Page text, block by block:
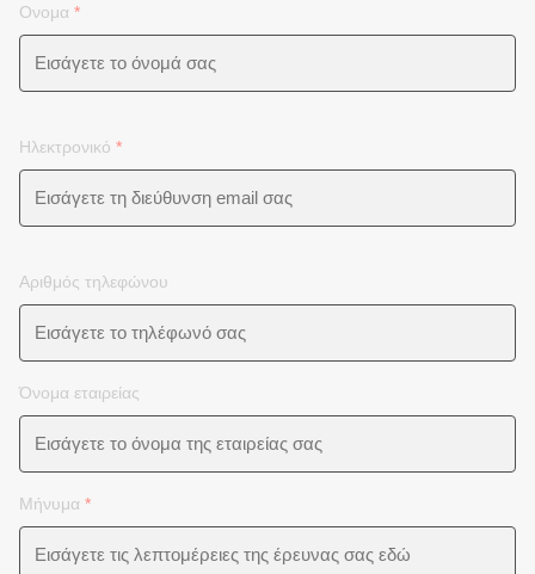
Ονομα *
Ηλεκτρονικό *
Αριθμός τηλεφώνου
Όνομα εταιρείας
Μήνυμα *